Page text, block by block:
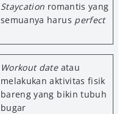
Staycation romantis yang
semuanya harus perfect
Workout dateatau
melakukan aktivitas fisik
bareng yang bikin tubuh
bugar